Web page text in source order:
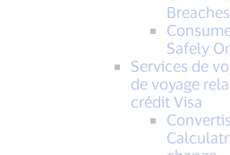
Breaches
Safely
Services de
de voyage
crédit Visa